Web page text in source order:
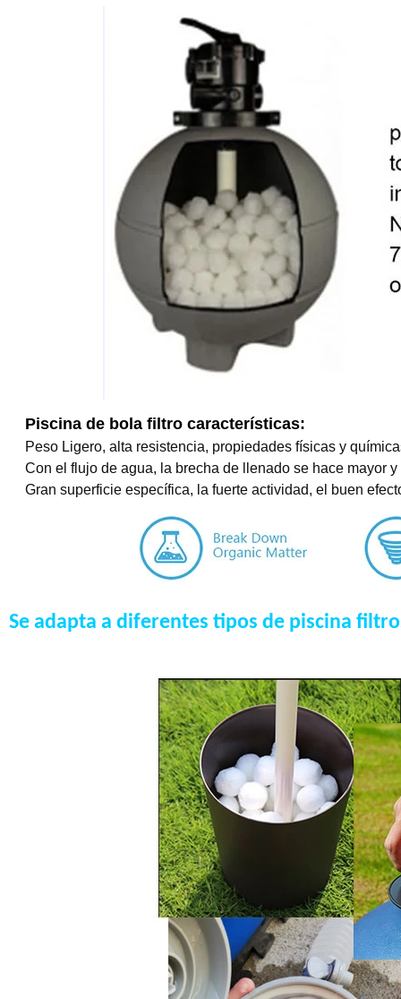
Piscina de bola filtro características:
Peso Ligero, alta resistencia, propiedades físicas y
Con el flujo de agua, la brecha de llenado se hace mayor
Gran superficie específica, la fuerte actividad, el buen
Se adapta a diferentes tipos de piscina